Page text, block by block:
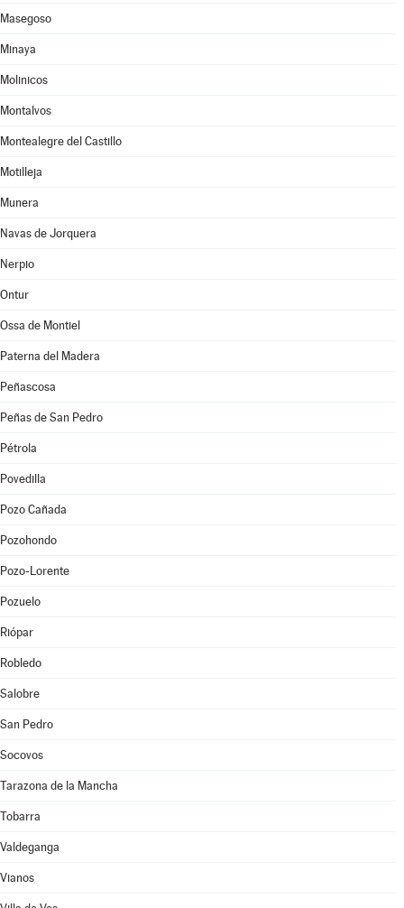
Masegoso
Minaya
Molinicos
Montalvos
Montealegre del Castillo
Motilleja
Munera
Navas de Jorquera
Nerpio
Ontur
Ossa de Montiel
Paterna del Madera
Peñascosa
Peñas de San Pedro
Pétrola
Povedilla
Pozo Cañada
Pozohondo
Pozo-Lorente
Pozuelo
Riópar
Robledo
Salobre
San Pedro
Socovos
Tarazona de la Mancha
Tobarra
Valdeganga
Vianos